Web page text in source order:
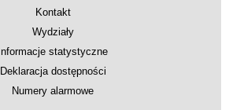
Kontakt
Wydziały
Informacje statystyczne
Deklaracja dostępności
Numery alarmowe